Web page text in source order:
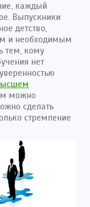
каждый
Выпускники
детство,
и необходимым
тем, кому
нет
можно
сделать
стремление